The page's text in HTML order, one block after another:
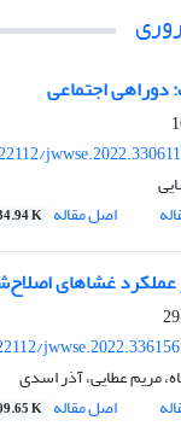
دوراهی اجتماعی
اصل مقاله K
غشاهای
مریم عطایی، آذر اسدی
اصل مقاله K